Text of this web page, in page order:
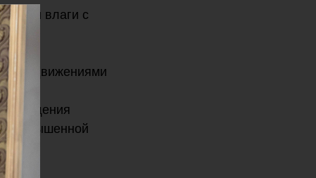
влаги с
движениями
с повышенной